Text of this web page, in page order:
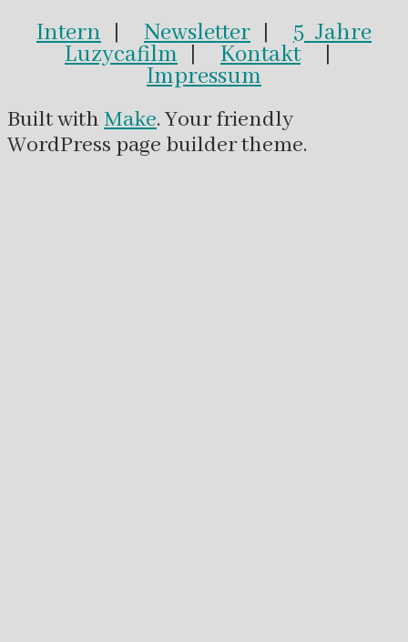
Intern | Newsletter | 5 Jahre
Luzycafilm | Kontakt|
Impressum
Built withMake. Your friendly
WordPress page builder theme.